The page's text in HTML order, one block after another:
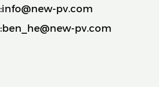
info@new-pv.com
ben_he@new-pv.com